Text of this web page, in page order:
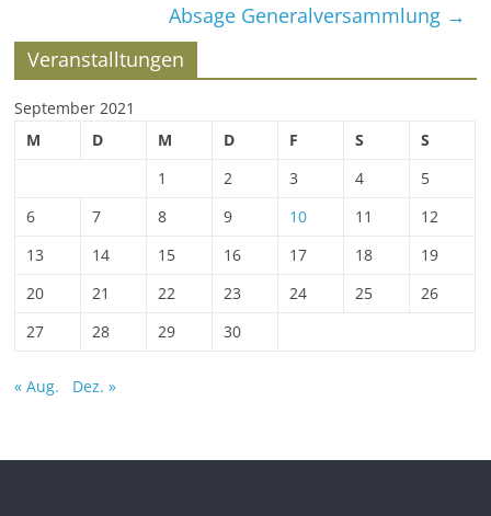
Absage Generalversammlung →
Veranstalltungen
September 2021
M
D M D F S
S
1
2 3 4
5
6
7 8 9 10 11
12
13
14 15 16 17 18
19
20
21 22 23 24 25
26
27
28 29 30
« Aug. Dez. »